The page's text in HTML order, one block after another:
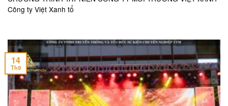
Công ty Việt Xanh tổ
14
Th9